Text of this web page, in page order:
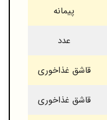
پیمانه
عدد
قاشق غذاخوری
قاشق غذاخوری